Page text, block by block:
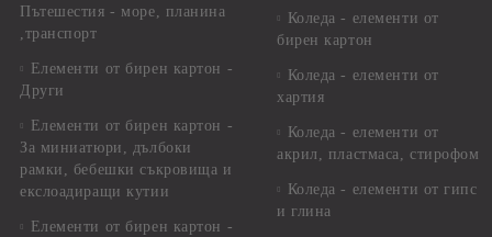
Пътешестия - море, планина
,транспорт
Елементи от бирен картон -
Други
Елементи от бирен картон -
За миниатюри, дълбоки
рамки, бебешки съкровища и
екслоадиращи кутии
Елементи от бирен картон -
Коледа - елементи от
бирен картон
Коледа - елементи от
хартия
Коледа - елементи от
акрил, пластмаса, стирофом
Коледа - елементи от гипс
и глина